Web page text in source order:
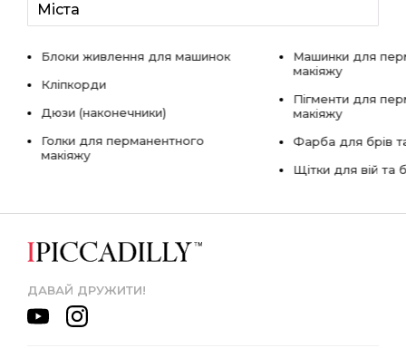
Міста
Блоки живлення для машинок
Кліпкорди
Дюзи (наконечники)
Голки для перманентного
макіяжу
Машинки для
макіяжу
Пігменти для
макіяжу
Фарба для брів
Щітки для вій та
ДАВАЙ ДРУЖИТИ!